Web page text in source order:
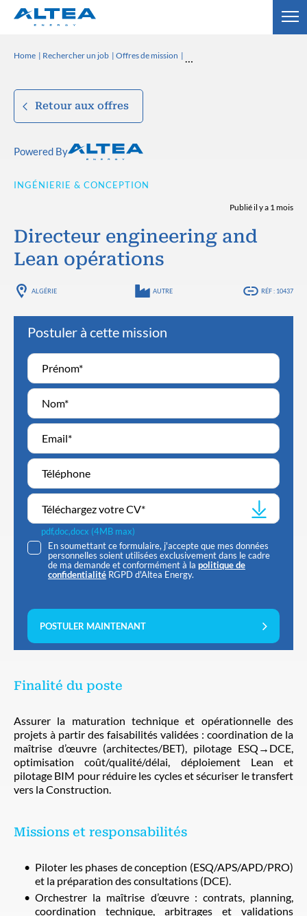
Home Rechercher un job Offres de mission
Retour aux offres
Powered By
INGÉNIERIE & CONCEPTION
Publié il y a 1 mois
Directeur engineering and
Lean opérations
ALGÉRIE AUTRE RÉF : 10437
Postuler à cette mission
Téléchargez votre CV*
pdf,doc,docx (4MB max)
En soumettant ce formulaire, j'accepte que mes données
personnelles soient utilisées exclusivement dans le cadre
de ma demande et conformément à la politique de
confidentialité RGPD d'Altea Energy.
POSTULER MAINTENANT
Finalité du poste
Assurer la maturation technique et opérationnelle des
projets à partir des faisabilités validées : coordination de la
maîtrise d’œuvre (architectes/BET), pilotage ESQ→DCE,
optimisation coût/qualité/délai, déploiement Lean et
pilotage BIM pour réduire les cycles et sécuriser le transfert
vers la Construction.
Missions et responsabilités
Piloter les phases de conception (ESQ/APS/APD/PRO)
et la préparation des consultations (DCE).
Orchestrer la maîtrise d’œuvre : contrats, planning,
coordination technique, arbitrages et validations